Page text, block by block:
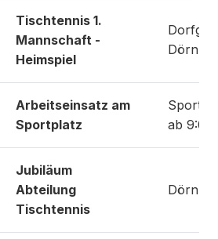
Tischtennis 1.
Mannschaft -
Heimspiel
Arbeitseinsatz am
Sportplatz
ab 9:00
Jubiläum
Abteilung
Tischtennis